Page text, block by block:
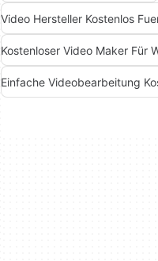
Video Hersteller Kostenlos
Kostenloser Video Maker Für